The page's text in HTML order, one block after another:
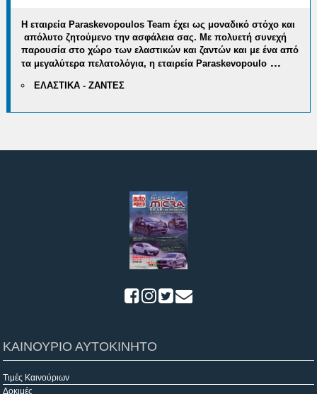
Η εταιρείαParaskevopoulos Team έχει ως μοναδικό στόχο και
απόλυτο ζητούμενο την ασφάλεια σας. Μεπολυετή συνεχή
παρουσία στο χώρο των ελαστικών και ζαντών και με ένα από
τα μεγαλύτερα πελατολόγια, η εταιρείαParaskevopoulo ...
ΕΛΑΣΤΙΚΑ - ΖΑΝΤΕΣ
ΚΑΙΝΟΥΡΙΟ ΑΥΤΟΚΙΝΗΤΟ
Τιμές Καινούριων
Δοκιμές